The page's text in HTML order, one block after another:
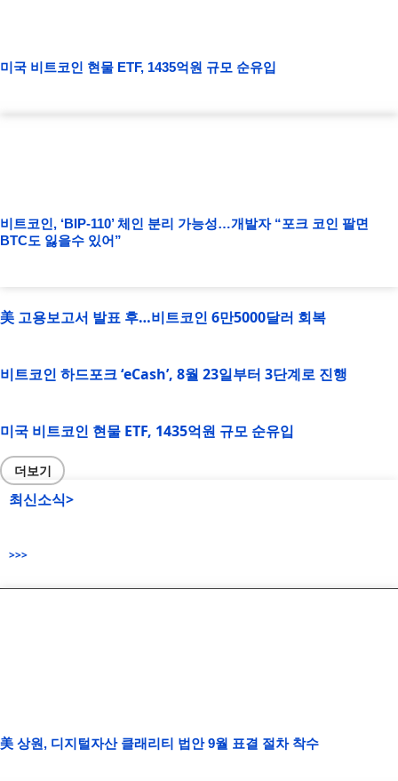
미국 비트코인 현물 ETF, 1435억원 규모 순유입
비트코인, ‘BIP-110’ 체인 분리 가능성…개발자 “포크 코인 팔면
BTC도 잃을수 있어”
美 고용보고서 발표 후…비트코인 6만5000달러 회복
비트코인 하드포크 ‘eCash’, 8월 23일부터 3단계로 진행
미국 비트코인 현물 ETF, 1435억원 규모 순유입
더보기
최신소식>
>>>
美 상원, 디지털자산 클래리티 법안 9월 표결 절차 착수